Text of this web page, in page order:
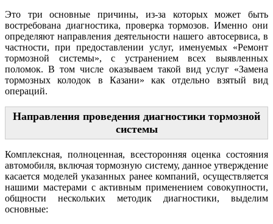
Это три основные причины, из-за которых может быть
востребована диагностика, проверка тормозов. Именно они
определяют направления деятельности нашего автосервиса, в
частности, при предоставлении услуг, именуемых «Ремонт
тормозной системы», с устранением всех выявленных
поломок. В том числе оказываем такой вид услуг «Замена
тормозных колодок в Казани» как отдельно взятый вид
операций.
Направления проведения диагностики тормозной
системы
Комплексная, полноценная, всесторонняя оценка состояния
автомобиля, включая тормозную систему, данное утверждение
касается моделей указанных ранее компаний, осуществляется
нашими мастерами с активным применением совокупности,
общности нескольких методик диагностики, выделим
основные: